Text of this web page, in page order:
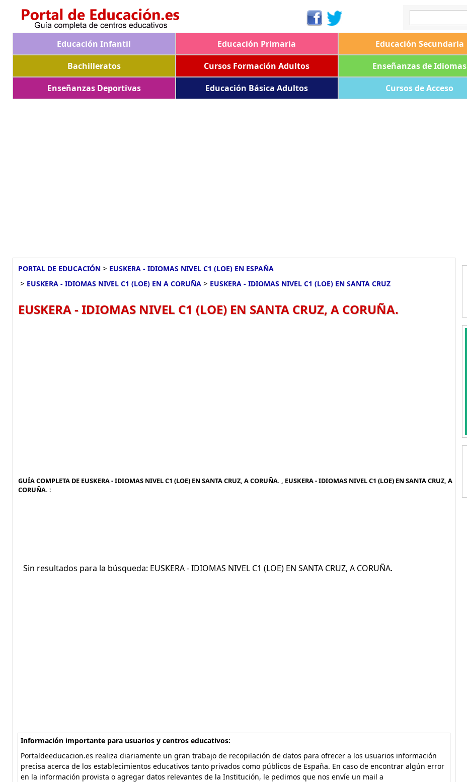
Educación Infantil Educación Primaria Educación Secundaria
Bachilleratos
Cursos Formación Adultos Enseñanzas de Idiomas
Enseñanzas Deportivas
Educación Básica Adultos Cursos de Acceso
PORTAL DE EDUCACIÓN > EUSKERA - IDIOMAS NIVEL C1 (LOE) EN ESPAÑA
> EUSKERA - IDIOMAS NIVEL C1 (LOE) EN A CORUÑA > EUSKERA - IDIOMAS NIVEL C1 (LOE) EN SANTA CRUZ
EUSKERA - IDIOMAS NIVEL C1 (LOE) EN SANTA CRUZ, A CORUÑA.
GUÍA COMPLETA DE EUSKERA - IDIOMAS NIVEL C1 (LOE) EN SANTA CRUZ, A CORUÑA. , EUSKERA - IDIOMAS NIVEL C1 (LOE) EN SANTA CRUZ, A
CORUÑA. :
Sin resultados para la búsqueda: EUSKERA - IDIOMAS NIVEL C1 (LOE) EN SANTA CRUZ, A CORUÑA.
Información importante para usuarios y centros educativos:
Portaldeeducacion.es realiza diariamente un gran trabajo de recopilación de datos para ofrecer a los usuarios información
precisa acerca de los establecimientos educativos tanto privados como públicos de España. En caso de encontrar algún error
en la información provista o agregar datos relevantes de la Institución, le pedimos que nos envíe un mail a